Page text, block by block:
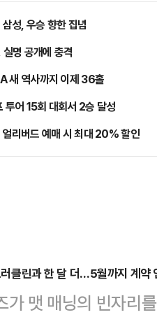
성, 우승 향한 집념
실명 공개에 충격
새 역사까지 이제 36홀
투어 15회 대회서 2승 달성
리버드 예매 시 최대 20% 할인
러클린과 한 달 더…5월까지 계약
가 맷 매닝의 빈자리